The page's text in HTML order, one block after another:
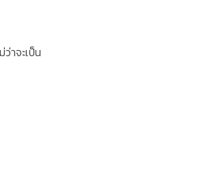
าจะเป็น